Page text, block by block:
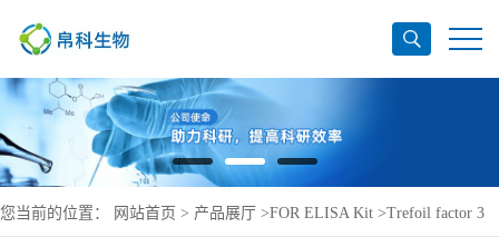
您当前的位置： 网站首页 > 产品展厅 >FOR ELISA Kit >Trefoil factor 3